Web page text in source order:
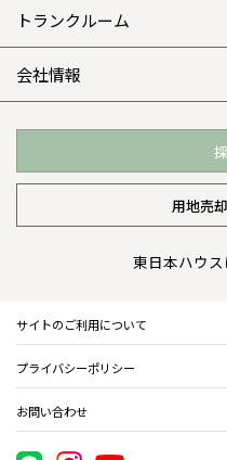
外観・インテリア集
WEB住宅展示場
お近くの展示場
イベント情報
住まいのコラム
住まいのお手入れ集
介護保険利用で快適リフォー
カタログ請求（無料）
商品紹介
展示場案内
分譲マンション トップ
ワザックとは
高い信頼性
安心の管理体制
トランクルーム
会社情報
会社情報 トップ
ニュースリリース
会社概要
事業部紹介
IR情報
用地売
東日本ハウ
サイトのご利用について
プライバシーポリシー
お問い合わせ